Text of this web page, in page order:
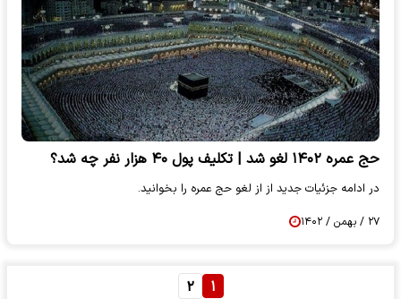
حج عمره ۱۴۰۲ لغو شد | تکلیف پول ۴۰ هزار نفر چه شد؟
در ادامه جزئیات جدید از از لغو حج عمره را بخوانید.
۲۷ / بهمن / ۱۴۰۲
۱ ۲